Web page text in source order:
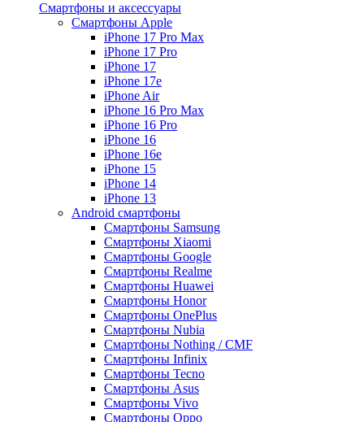
Смартфоны и аксессуары
Смартфоны Apple
iPhone 17 Pro Max
iPhone 17 Pro
iPhone 17
iPhone 17e
iPhone Air
iPhone 16 Pro Max
iPhone 16 Pro
iPhone 16
iPhone 16e
iPhone 15
iPhone 14
iPhone 13
Android cмартфоны
Смартфоны Samsung
Смартфоны Xiaomi
Смартфоны Google
Смартфоны Realme
Смартфоны Huawei
Смартфоны Honor
Смартфоны OnePlus
Смартфоны Nubia
Смартфоны Nothing / CMF
Смартфоны Infinix
Смартфоны Tecno
Смартфоны Asus
Смартфоны Vivo
Смартфоны Oppo